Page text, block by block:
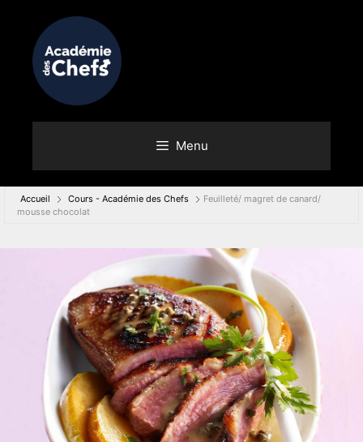
contenu
Menu
Accueil Cours - Académie des Chefs
Feuilleté/ magret de canard/
mousse chocolat